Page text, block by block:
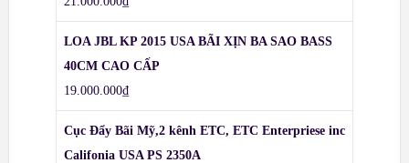
LOA JBL KP 2015 USA BÃI XỊN BA SAO BASS
40CM CAO CẤP
19.000.000₫
Cục Đẩy Bãi Mỹ,2 kênh ETC, ETC Enterpriese inc
Califonia USA PS 2350A